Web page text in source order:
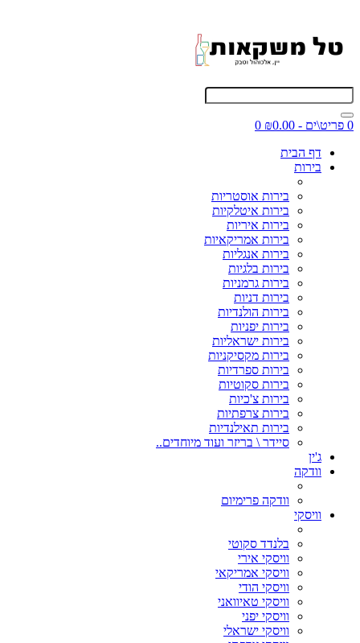
0 פריט\ים - ₪0.00
0
דף הבית
בירות
בירות אוסטריות
בירות איטלקיות
בירות איריות
בירות אמריקאיות
בירות אנגליות
בירות בלגיות
בירות גרמניות
בירות דניות
בירות הולנדיות
בירות יפניות
בירות ישראליות
בירות מקסיקניות
בירות ספרדיות
בירות סקוטיות
בירות צ'כיות
בירות צרפתיות
בירות תאילנדיות
סיידר \ בריזר ועוד מיוחדים..
ג'ין
וודקה
וודקה פרימיום
וויסקי
בלנדד סקוטי
וויסקי אירי
וויסקי אמריקאי
וויסקי הודי
וויסקי טאיוואני
וויסקי יפני
וויסקי ישראלי